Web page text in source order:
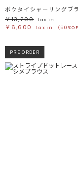
ボウタイシャーリングブ
￥13,200
tax in
￥6,600 tax in （
PRE ORDER